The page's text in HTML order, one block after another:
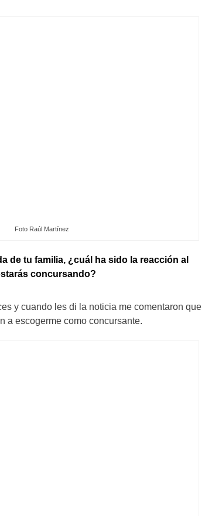
Foto Raúl Martínez
de tu familia, ¿cuál ha sido la reacción al
concursando?
y cuando les di la noticia me comentaron que
a escogerme como concursante.